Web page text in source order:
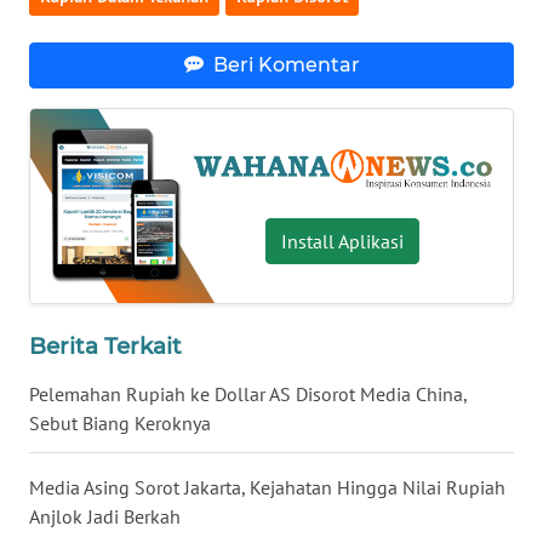
Beri Komentar
Install Aplikasi
Berita Terkait
Pelemahan Rupiah ke Dollar AS Disorot Media China,
Sebut Biang Keroknya
Media Asing Sorot Jakarta, Kejahatan Hingga Nilai Rupiah
Anjlok Jadi Berkah
WN
SUMBAR
WN
SUMSEL
WN
WN
LAMPUNG
WN
JATENG